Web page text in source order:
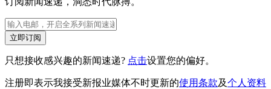
立即订阅
只想接收感兴趣的新闻速递? 点击设置您的偏好。
注册即表示我接受新报业媒体不时更新的使用条款及个人资料